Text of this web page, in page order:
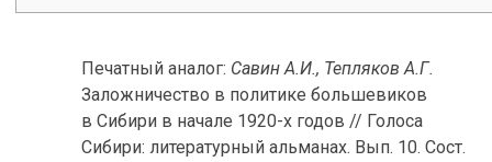
Печатный аналог: Савин А.И., Тепляков А.Г.
Заложничество в политике большевиков
в Сибири в начале 1920-х годов // Голоса
Сибири: литературный альманах. Вып. 10. Сост.